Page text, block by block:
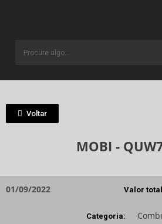
Voltar
MOBI -
01/09/2022 Valor
Categoria: